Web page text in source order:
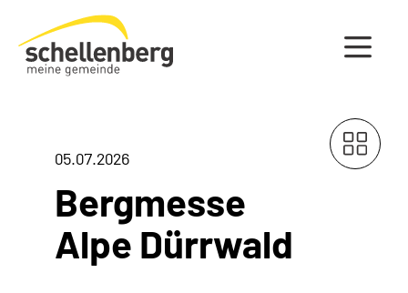
Gemeinde Schellenberg Startseite
05.07.2026
Bergmesse
Alpe Dürrwald